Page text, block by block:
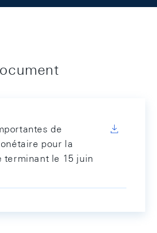
de
pour la
terminant le 15 juin